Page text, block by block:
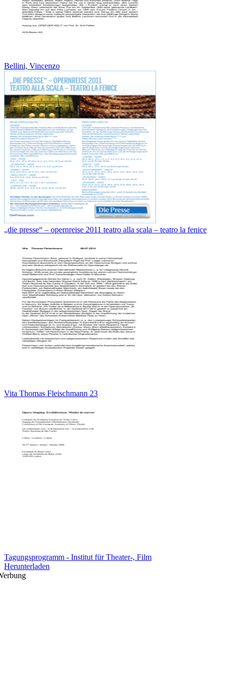
Bellini, Vincenzo
„die presse“ – opernreise 2011 teatro alla scala – teatro la fenice
Vita Thomas Fleischmann 23
Tagungsprogramm - Institut für Theater-, Film
Herunterladen